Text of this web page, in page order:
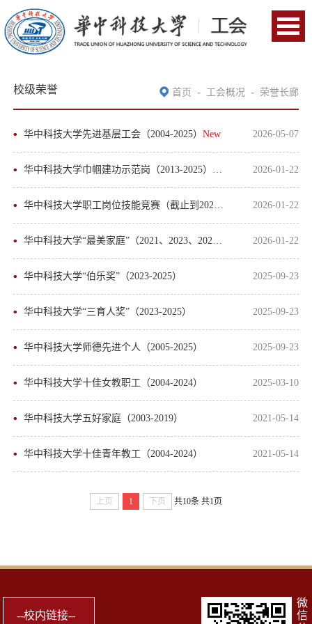
校级荣誉 首页 - 工会概况 - 荣誉长廊
华中科技大学先进基层工会（2004-2025）New 2026-05-07
华中科技大学巾帼建功示范岗（2013-2025）
New 2026-01-22
华中科技大学职工岗位技能竞赛（截止到2025年） 2026-01-22
华中科技大学“最美家庭”（2021、2023、2025） 2026-01-22
华中科技大学“伯乐奖”（2023-2025） 2025-09-23
华中科技大学“三育人奖”（2023-2025） 2025-09-23
华中科技大学师德先进个人（2005-2025） 2025-09-23
华中科技大学十佳女教职工（2004-2024） 2025-03-10
华中科技大学五好家庭（2003-2019） 2021-05-14
华中科技大学十佳青年教工（2004-2024） 2021-05-14
上页 1 下页 共10条 共1页
微
信